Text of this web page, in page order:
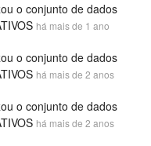
o conjunto de dados
há mais de 1 ano
o conjunto de dados
há mais de 2 anos
o conjunto de dados
há mais de 2 anos